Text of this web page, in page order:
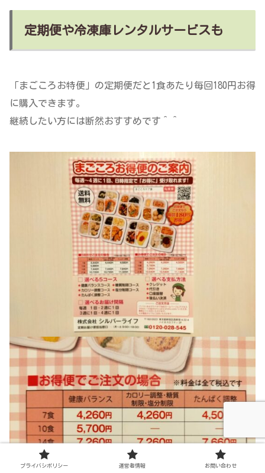
定期便や冷凍庫レンタルサービスも
「まごころお特便」の定期便だと1食あたり毎回180円お得
に購入できます。
継続したい方には断然おすすめです＾＾
プライバシポリシー 運営者情報 お問い合わせ